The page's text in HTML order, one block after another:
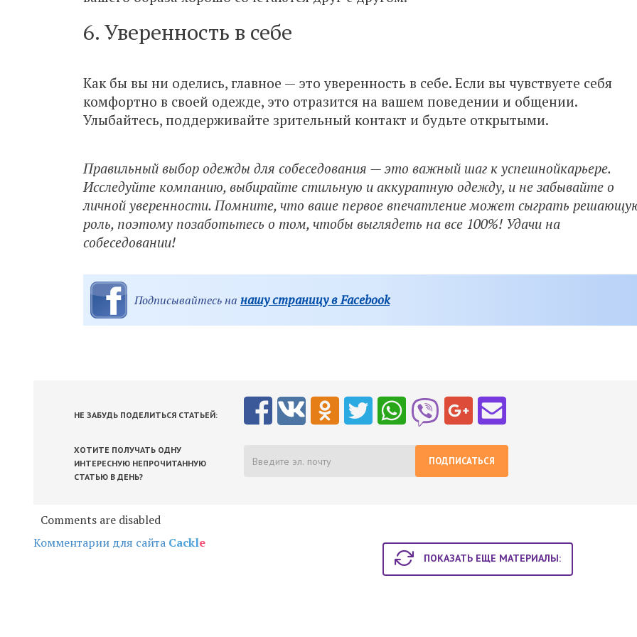
6. Уверенность в себе
Как бы вы ни оделись, главное — это уверенность в себе. Если вы чувствуете себя
комфортно в своей одежде, это отразится на вашем поведении и общении.
Улыбайтесь, поддерживайте зрительный контакт и будьте открытыми.
Правильный выбор одежды для собеседования — это важный шаг к успешнойкарьере.
Исследуйте компанию, выбирайте стильную и аккуратную одежду, и не забывайте о
личной уверенности. Помните, что ваше первое впечатление может сыграть
роль, поэтому позаботьтесь о том, чтобы выглядеть на все 100%! Удачи на
собеседовании!
Подписывайтесь на нашу страницу в Facebook
НЕ ЗАБУДЬ ПОДЕЛИТЬСЯ СТАТЬЕЙ:
ХОТИТЕ ПОЛУЧАТЬ ОДНУ
ИНТЕРЕСНУЮ НЕПРОЧИТАННУЮ
СТАТЬЮ В ДЕНЬ?
ПОДПИСАТЬСЯ
Comments are disabled
Комментарии для сайта Cackle
ПОКАЗАТЬ ЕЩЕ МАТЕРИАЛЫ: